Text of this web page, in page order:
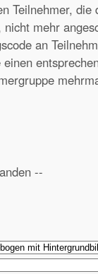
Teilnehmer, die
mehr
an
--